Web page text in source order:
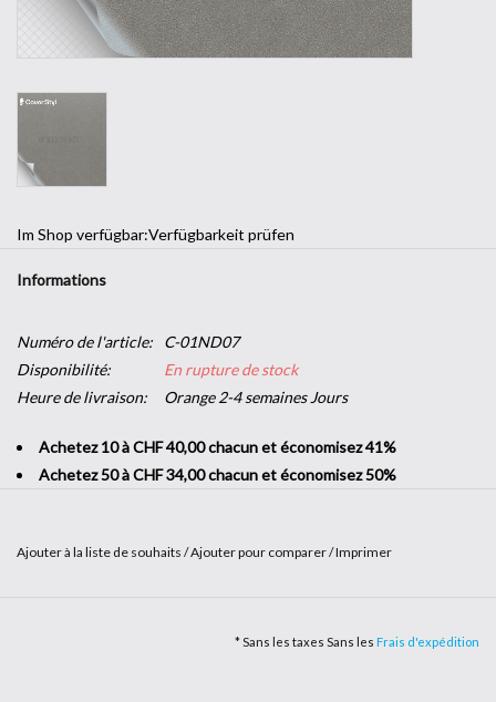
Im Shop verfügbar:Verfügbarkeit prüfen
Informations
Numéro de l'article:
C-01ND07
Disponibilité:
En rupture de stock
Heure de livraison:
Orange 2-4 semaines Jours
Achetez 10 à CHF 40,00 chacun et économisez 41%
Achetez 50 à CHF 34,00 chacun et économisez 50%
Ajouter à la liste de souhaits /Ajouter pour comparer/Imprimer
* Sans les taxes Sans les Frais d'expédition